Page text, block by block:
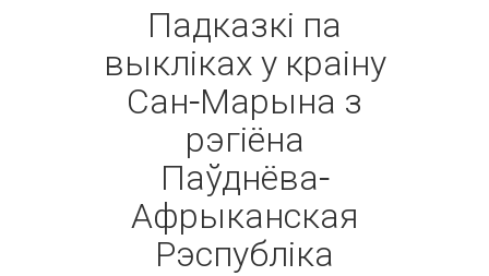
Падказкі па
выкліках у краіну
Сан-Марына з
рэгіёна
Паўднёва-
Афрыканская
Рэспубліка